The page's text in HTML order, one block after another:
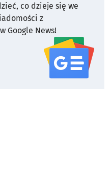
co dzieje się we
z
Google News!
serwisu